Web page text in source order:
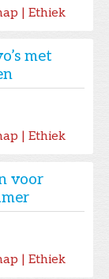
| Ethiek
met
| Ethiek
voor
| Ethiek